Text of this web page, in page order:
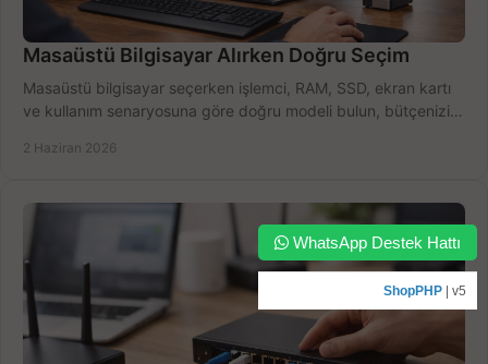
Masaüstü Bilgisayar Alırken Doğru Seçim
Masaüstü bilgisayar seçerken işlemci, RAM, SSD, ekran kartı
ve kullanım senaryosuna göre doğru modeli bulun, bütçenizi
2 Haziran 2026
WhatsApp Destek Hattı
ShopPHP | v5